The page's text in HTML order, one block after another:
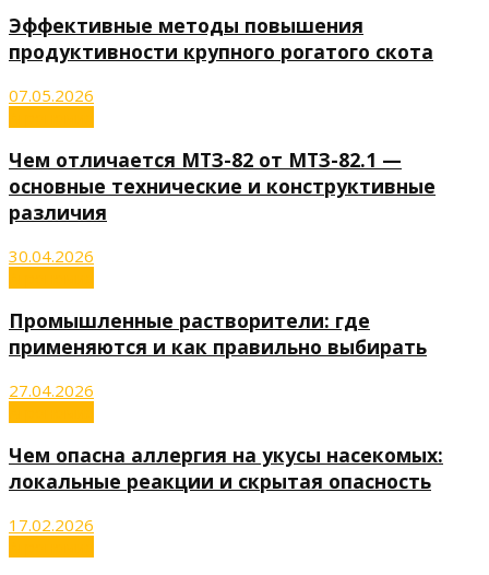
Эффективные методы повышения
продуктивности крупного рогатого скота
07.05.2026
Чем отличается МТЗ-82 от МТЗ-82.1 —
основные технические и конструктивные
различия
30.04.2026
Промышленные растворители: где
применяются и как правильно выбирать
27.04.2026
Чем опасна аллергия на укусы насекомых:
локальные реакции и скрытая опасность
17.02.2026